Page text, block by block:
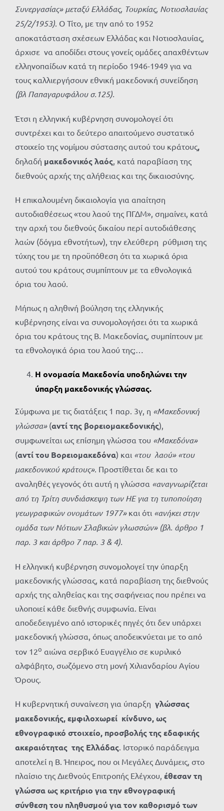
Συνεργασίας» μεταξύ Ελλάδας, Τουρκίας, Νοτιοσλαυίας
25/2/1953) . Ο Τίτο, με την από το 1952
αποκατάσταση σχέσεων Ελλάδας και Νοτιοσλαυίας,
άρχισε να αποδίδει στους γονείς ομάδες απαχθέντων
ελληνοπαίδων κατά τη περίοδο 1946-1949 για να
τους καλλιεργήσουν εθνική μακεδονική συνείδηση
(βλ Παπαγαρυφάλου σ.125).
Έτσι η ελληνική κυβέρνηση συνομολογεί ότι
συντρέχει και το δεύτερο απαιτούμενο συστατικό
στοιχείο της νομίμου σύστασης αυτού του κράτους,
δηλαδή μακεδονικός λαός , κατά παραβίαση της
διεθνούς αρχής της αλήθειας και της δικαιοσύνης.
Η επικαλουμένη δικαιολογία για απαίτηση
αυτοδιαθέσεως «του λαού της ΠΓΔΜ», σημαίνει, κατά
την αρχή του διεθνούς δικαίου περί αυτοδιάθεσης
λαών (δόγμα εθνοτήτων), την ελεύθερη ρύθμιση της
τύχης του με τη προϋπόθεση ότι τα χωρικά όρια
αυτού του κράτους συμπίπτουν με τα εθνολογικά
όρια του λαού.
Μήπως η αληθινή βούληση της ελληνικής
κυβέρνησης είναι να συνομολογήσει ότι τα χωρικά
όρια του κράτους της Β. Μακεδονίας, συμπίπτουν με
τα εθνολογικά όρια του λαού της;…
Η ονομασία Μακεδονία υποδηλώνει την
ύπαρξη μακεδονικής γλώσσας.
Σύμφωνα με τις διατάξεις 1 παρ. 3γ, η «Μακεδονική
γλώσσα»(αντί της βορειομακεδονικής),
συμφωνείται ως επίσημη γλώσσα του «Μακεδόνα»
(αντί του Βορειομακεδόνα) και «του λαού» «του
μακεδονικού κράτους». Προστίθεται δε και το
αναληθές γεγονός ότι αυτή η γλώσσα «αναγνωρίζεται
από τη Τρίτη συνδιάσκεψη των ΗΕ για τη τυποποίηση
γεωγραφικών ονομάτων 1977»και ότι «ανήκει στην
ομάδα των Νότιων Σλαβικών γλωσσών» (βλ. άρθρο 1
παρ. 3 και άρθρο 7 παρ. 3 & 4).
Η ελληνική κυβέρνηση συνομολογεί την ύπαρξη
μακεδονικής γλώσσας, κατά παραβίαση της διεθνούς
αρχής της αληθείας και της σαφήνειας που πρέπει να
υλοποιεί κάθε διεθνής συμφωνία. Είναι
αποδεδειγμένο από ιστορικές πηγές ότι δεν υπάρχει
μακεδονική γλώσσα, όπως αποδεικνύεται με το από
τον 12ο αιώνα σερβικό Ευαγγέλιο σε κυριλικό
αλφάβητο, σωζόμενο στη μονή Χιλιανδαρίου Αγίου
Όρους.
Η κυβερνητική συναίνεση για ύπαρξη γλώσσας
μακεδονικής, εμφιλοχωρεί κίνδυνο, ως
εθνογραφικό στοιχείο, προσβολήςτης εδαφικής
ακεραιότητας της Ελλάδας. Ιστορικό παράδειγμα
αποτελεί η Β. Ήπειρος, που οι Μεγάλες Δυνάμεις, στο
πλαίσιο της Διεθνούς Επιτροπής Ελέγχου, έθεσαν τη
γλώσσα ως κριτήριο για την εθνογραφική
σύνθεση του πληθυσμού για τον καθορισμό των